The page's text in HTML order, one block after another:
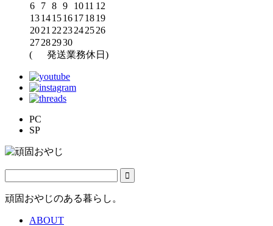
6
7 8 9 1011 12
13141516171819
2021 22 23242526
27282930
(
発送業務休日)
PC
SP
頑固おやじのある暮らし。
ABOUT